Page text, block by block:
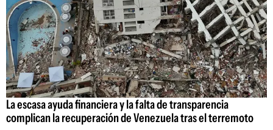
La escasa ayuda financiera y la falta de transparencia
complican la recuperación de Venezuela tras el terremoto